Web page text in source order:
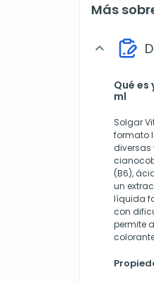
Más
expand_more
Qué es
ml
Solgar
formato
diversas
(B6),
un
líquida
con
permite